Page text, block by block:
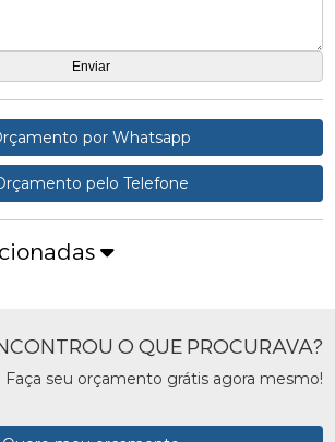
por Whatsapp
pelo Telefone
O QUE PROCURAVA?
Faça seu orçamento grátis agora mesmo!